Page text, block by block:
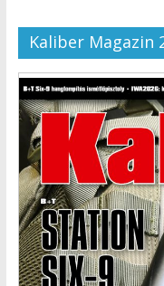
Kaliber Magazin